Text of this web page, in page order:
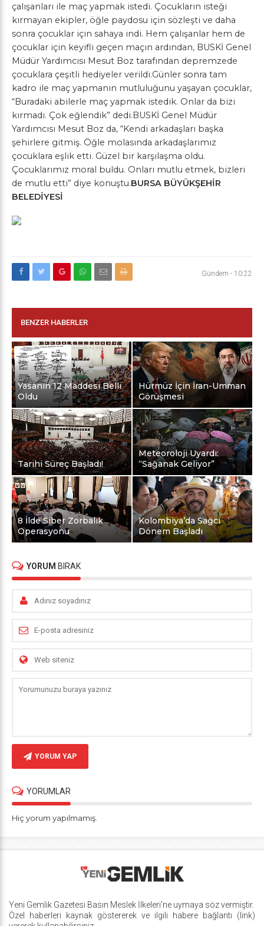
çalışanları ile maç yapmak istedi. Çocukların isteği
kırmayan ekipler, öğle paydosu için sözleşti ve daha
sonra çocuklar için sahaya indi. Hem çalışanlar hem de
çocuklar için keyifli geçen maçın ardından, BUSKİ Genel
Müdür Yardımcısı Mesut Boz tarafından depremzede
çocuklara çeşitli hediyeler verildi.Günler sonra tam
kadro ile maç yapmanın mutluluğunu yaşayan çocuklar,
“Buradaki abilerle maç yapmak istedik. Onlar da bizi
kırmadı. Çok eğlendik” dedi.BUSKİ Genel Müdür
Yardımcısı Mesut Boz da, “Kendi arkadaşları başka
şehirlere gitmiş. Öğle molasında arkadaşlarımız
çocuklara eşlik etti. Güzel bir karşılaşma oldu.
Çocuklarımız moral buldu. Onları mutlu etmek, bizleri
de mutlu etti” diye konuştu.BURSA BÜYÜKŞEHİR
BELEDİYESİ
Gündem - 10:22
BENZER HABERLER
Yasanın 12 Maddesi Belli
Oldu
Hürmüz İçin İran-Umman
Görüşmesi
Tarihi Süreç Başladı!
Meteoroloji Uyardı:
“Sağanak Geliyor”
8 İlde Siber Zorbalık
Operasyonu
Kolombiya’da Sağcı
Dönem Başladı
YORUM BIRAK
YORUM YAP
YORUMLAR
Hiç yorum yapılmamış.
Yeni Gemlik Gazetesi Basın Meslek İlkeleri'ne uymaya söz vermiştir.
Özel haberleri kaynak göstererek ve ilgili habere bağlantı (link)